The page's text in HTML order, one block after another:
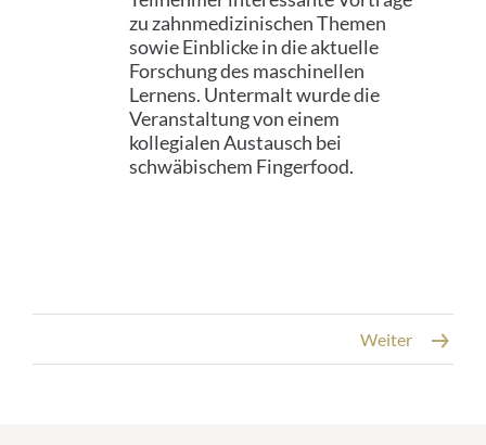
zu zahnmedizinischen Themen
sowie Einblicke in die aktuelle
Forschung des maschinellen
Lernens. Untermalt wurde die
Veranstaltung von einem
kollegialen Austausch bei
schwäbischem Fingerfood.
Weiter